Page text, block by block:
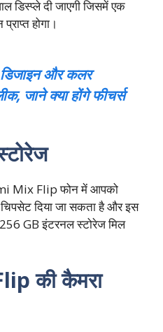
डिस्प्ले दी जाएगी जिसमें एक
होगा।
और कलर
जाने क्या होंगे फीचर्स
Mix Flip फोन में आपको
दिया जा सकता है और इस
GB इंटरनल स्टोरेज मिल
की कैमरा